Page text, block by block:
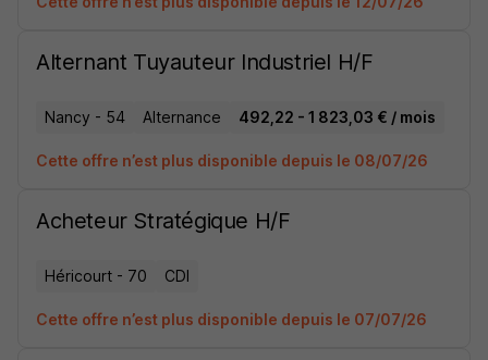
Alternant Tuyauteur Industriel H/F
Nancy - 54 Alternance 492,22 - 1 823,03 € / mois
Cette offre n’est plus disponible depuis le 08/07/26
Acheteur Stratégique H/F
Héricourt - 70 CDI
Cette offre n’est plus disponible depuis le 07/07/26